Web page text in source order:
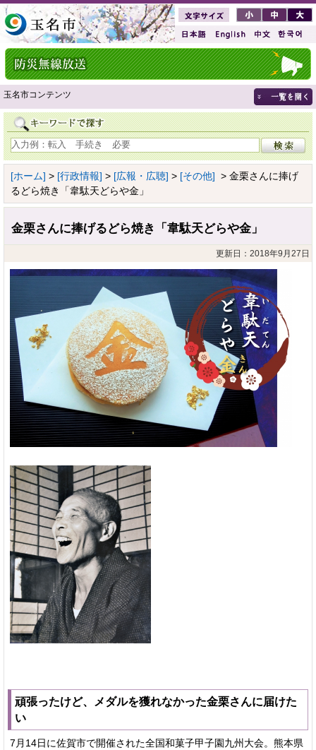
玉名市コンテンツ
[ホーム] > [行政情報] > [広報・広聴] > [その他] > 金栗さんに捧げ
るどら焼き「韋駄天どらや金」
金栗さんに捧げるどら焼き「韋駄天どらや金」
更新日：2018年9月27日
頑張ったけど、メダルを獲れなかった金栗さんに届けた
い
7月14日に佐賀市で開催された全国和菓子甲子園九州大会。熊本県